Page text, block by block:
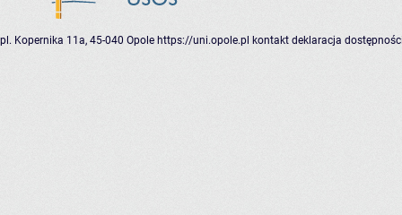
pl. Kopernika 11a, 45-040 Opole https://uni.opole.pl kontakt deklaracja